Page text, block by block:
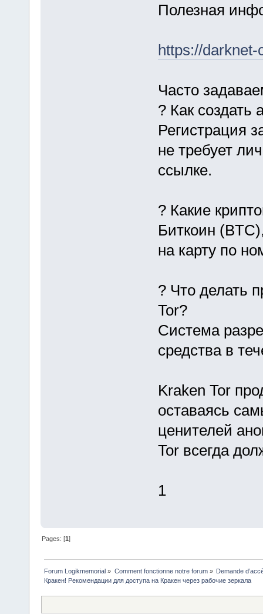
Полезная
https://
Часто
? Как создать
Регистрация
не требует
ссылке.
? Какие
Биткоин
на карту по
? Что делать
Tor?
Система
средства в
Kraken Tor
оставаясь
ценителей
Tor всегда
1
Pages: [1]
Forum Logikmemorial » Comment fonctionne notre forum»
Demande
Кракен! Рекомендации для доступа на Кракен через рабочие зеркала